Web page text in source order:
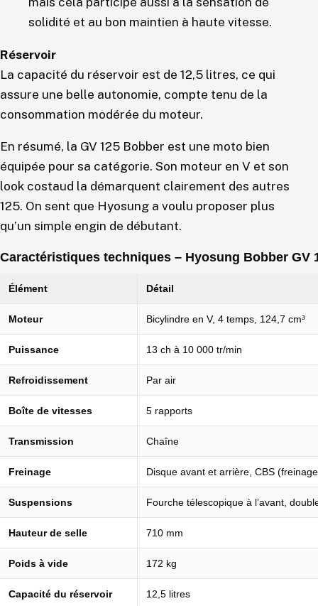
solidité et au bon maintien à haute vitesse.
Réservoir
La capacité du réservoir est de 12,5 litres, ce qui
assure une belle autonomie, compte tenu de la
consommation modérée du moteur.
En résumé, la GV 125 Bobber est une moto bien
équipée pour sa catégorie. Son moteur en V et son
look costaud la démarquent clairement des autres
125. On sent que Hyosung a voulu proposer plus
qu’un simple engin de débutant.
Caractéristiques techniques – Hyosung Bobber GV
Élément Détail
Moteur Bicylindre en V, 4 temps, 124,7 cm³
Puissance 13 ch à 10 000 tr/min
Refroidissement Par air
Boîte de vitesses 5 rapports
Transmission Chaîne
Freinage Disque avant et arrière, CBS
Suspensions Fourche télescopique à l’avant,
Hauteur de selle 710 mm
Poids à vide 172 kg
Capacité du réservoir 12,5 litres